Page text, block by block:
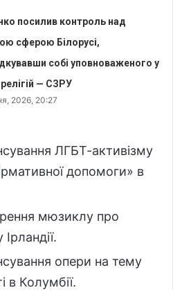
посилив контроль над
сферою Білорусі,
собі уповноваженого у
— СЗРУ
2026, 20:27
ЛГБТ-активізму
допомоги» в
мюзиклу про
Ірландії.
опери на тему
в Колумбії.